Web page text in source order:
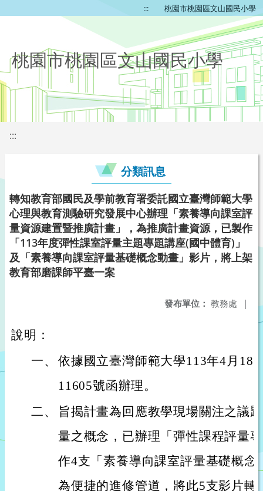
::: 桃園市桃園區文山國民小學
桃園市桃園區文山國民小學
:::
分類訊息
轉知教育部國民及學前教育署委託國立臺灣師範大學
心理與教育測驗研究發展中心辦理「素養導向課室評
量資源建置暨推廣計畫」，為推廣計畫資源，已製作
「113年度彈性課室評量主題專題講座(國中體育)」
及「素養導向課室評量基礎概念動畫」影片，將上架
教育部磨課師平臺一案
發布單位： 教務處 |
說明：
一、 依據國立臺灣師範大學113年4月18
11605號函辦理。
二、
旨揭計畫為回應教學現場關注之議
量之概念，已辦理「彈性課程評量
作4支「素養導向課室評量基礎概念
為便捷的進修管道，將此5支影片轉